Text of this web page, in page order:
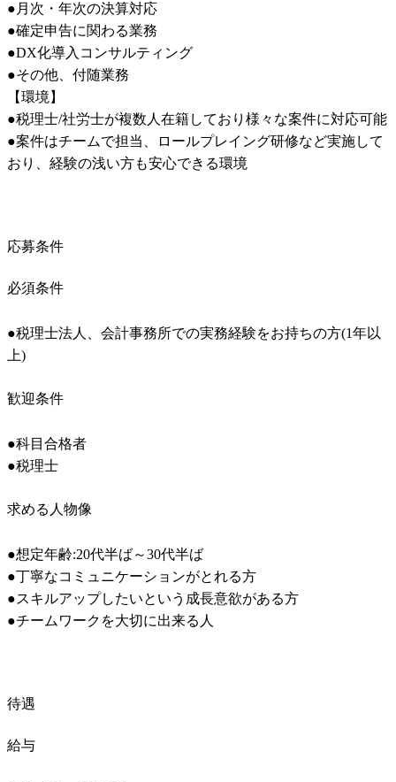
●月次・年次の決算対応
●確定申告に関わる業務
●DX化導入コンサルティング
●その他、付随業務
【環境】
●税理士/社労士が複数人在籍しており様々な案件に対応可能
●案件はチームで担当、ロールプレイング研修など実施して
おり、経験の浅い方も安心できる環境
応募条件
必須条件
●税理士法人、会計事務所での実務経験をお持ちの方(1年以
上)
歓迎条件
●科目合格者
●税理士
求める人物像
●想定年齢:20代半ば～30代半ば
●丁寧なコミュニケーションがとれる方
●スキルアップしたいという成長意欲がある方
●チームワークを大切に出来る人
待遇
給与